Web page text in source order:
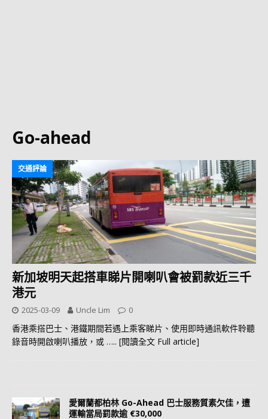
Go-ahead
交通評論
新加坡明天起搭車睇片開喇叭會被罰款近三千
港元
2025-03-09 Uncle Lim 0
香港乘搭巴士、港鐵期間若遇上乘客睇片、使用即時通訊軟件聆聽
錄音時開啟喇叭播放，或 ….. [閱讀全文 Full article]
愛爾蘭都柏林 Go-Ahead 巴士服務質素欠佳，遭
運輸當局罰款逾 €30,000